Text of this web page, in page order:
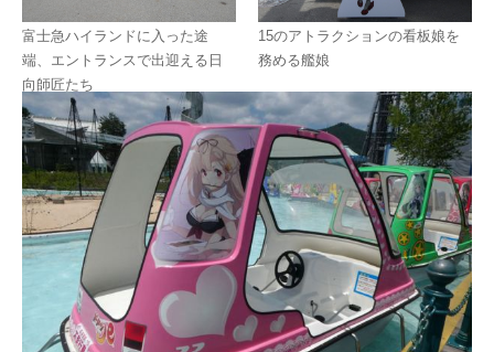
富士急ハイランドに入った途
端、エントランスで出迎える日
向師匠たち
15のアトラクションの看板娘を
務める艦娘